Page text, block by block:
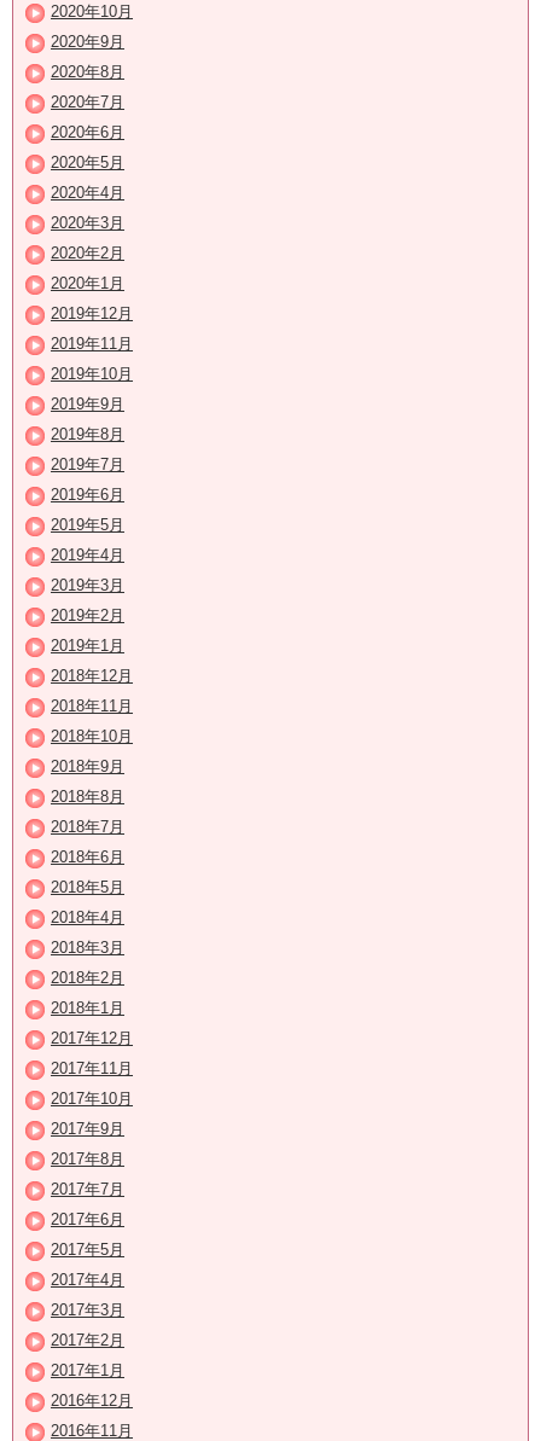
2020年10月
2020年9月
2020年8月
2020年7月
2020年6月
2020年5月
2020年4月
2020年3月
2020年2月
2020年1月
2019年12月
2019年11月
2019年10月
2019年9月
2019年8月
2019年7月
2019年6月
2019年5月
2019年4月
2019年3月
2019年2月
2019年1月
2018年12月
2018年11月
2018年10月
2018年9月
2018年8月
2018年7月
2018年6月
2018年5月
2018年4月
2018年3月
2018年2月
2018年1月
2017年12月
2017年11月
2017年10月
2017年9月
2017年8月
2017年7月
2017年6月
2017年5月
2017年4月
2017年3月
2017年2月
2017年1月
2016年12月
2016年11月